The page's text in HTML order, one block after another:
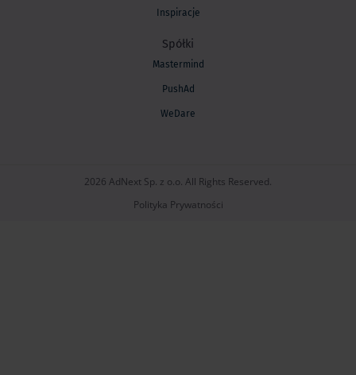
Inspiracje
Spółki
Mastermind
PushAd
WeDare
2026 AdNext Sp. z o.o. All Rights Reserved.
Polityka Prywatności